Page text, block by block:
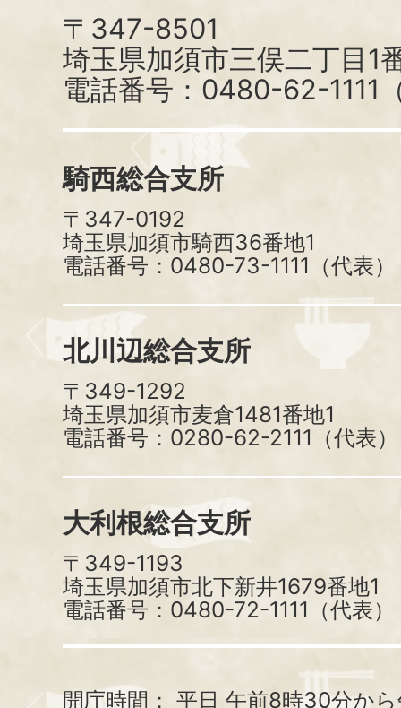
〒347-8501
埼玉県加須市三俣二丁目1
電話番号：0480-62-1111
騎西総合支所
〒347-0192
埼玉県加須市騎西36番地1
電話番号：0480-73-1111（代表）
北川辺総合支所
〒349-1292
埼玉県加須市麦倉1481番地1
電話番号：0280-62-2111（代表）
大利根総合支所
〒349-1193
埼玉県加須市北下新井1679番地1
電話番号：0480-72-1111（代表）
開庁時間： 平日 午前8時30分か